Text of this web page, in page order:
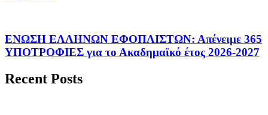
ΕΝΩΣΗ ΕΛΛΗΝΩΝ ΕΦΟΠΛΙΣΤΩΝ: Απένειμε 365
ΥΠΟΤΡΟΦΙΕΣ για το Ακαδημαϊκό έτος 2026-2027
Recent Posts